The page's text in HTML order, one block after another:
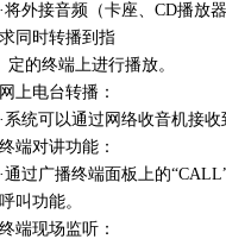
·将外接音频（卡座、CD播放
求同时转播到指
定的终端上进行播放。
网上电台转播：
·系统可以通过网络收音机接
终端对讲功能：
·通过广播终端面板上的
呼叫功能。
终端现场监听：